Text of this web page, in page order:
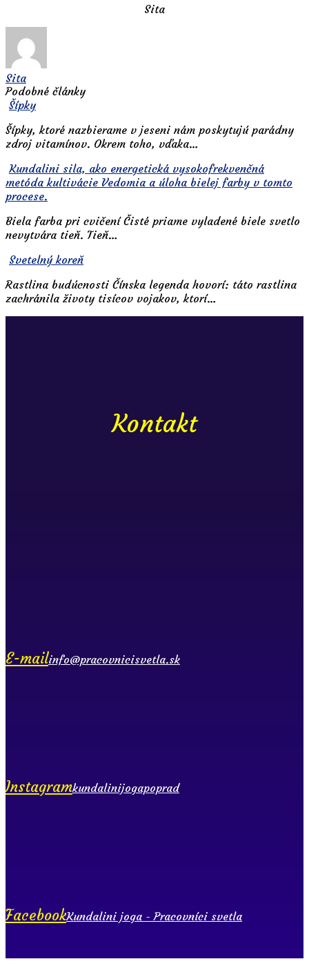
Sita
Sita
Podobné články
Šípky
Šípky, ktoré nazbierame v jeseni nám poskytujú parádny
zdroj vitamínov. Okrem toho, vďaka…
Kundalini sila, ako energetická vysokofrekvenčná
metóda kultivácie Vedomia a úloha bielej farby v tomto
procese.
Biela farba pri cvičení Čisté priame vyladené biele svetlo
nevytvára tieň. Tieň…
Svetelný koreň
Rastlina budúcnosti Čínska legenda hovorí: táto rastlina
zachránila životy tisícov vojakov, ktorí…
Kontakt
E-mailinfo@pracovnicisvetla.sk
Instagramkundalinijogapoprad
FacebookKundalini joga - Pracovníci svetla